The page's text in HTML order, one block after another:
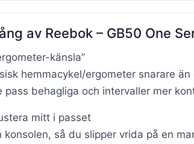
av Reebok – GB50 One
känsla”
hemmacykel/ergometer snarare
pass behagliga och intervaller mer
mitt i passet
konsolen, så du slipper vrida på en